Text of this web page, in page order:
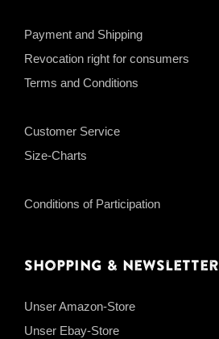
Payment and Shipping
Revocation right for consumers
Terms and Conditions
Customer Service
Size-Charts
Conditions of Participation
Shopping & Newsletter
Unser Amazon-Store
Unser Ebay-Store